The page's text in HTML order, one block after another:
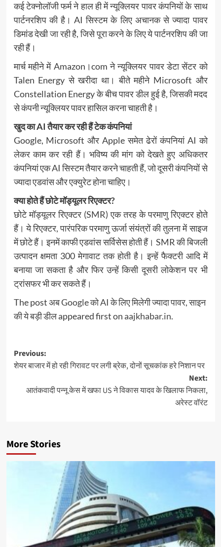
कई टेक्नोलॉजी फर्म ने हाल ही में न्यूक्लियर पावर कंपनियों के साथ
पार्टनरशिप की है। AI सिस्टम के लिए अचानक से ज्यादा पावर
डिमांड देखी जा रही है, जिसे पूरा करने के लिए ये पार्टनरशिप की जा
रही हैं।
मार्च महीने में Amazon।com ने न्यूक्लियर पावर डेटा सेंटर को
Talen Energy से खरीदा था। बीते महीने Microsoft और
Constellation Energy के बीच पावर डील हुई है, जिसकी मदद
से कंपनी न्यूक्लियर पावर हासिल करना चाहती है।
खुद का AI तैयार कर रही हैं टेक कंपनियां
Google, Microsoft और Apple समेत ढेरों कंपनियां AI को
लेकर काम कर रही हैं। भविष्य की मांग को देखते हुए अधिकतर
कंपनियां एक AI सिस्टम तैयार करने चाहती हैं, जो दूसरी कंपनियों से
ज्यादा एडवांस और एक्युरेट होना चाहिए।
क्या होते हैं छोटे मॉड्यूलर रिएक्टर?
छोटे मॉड्यूलर रिएक्टर (SMR) एक तरह के परमाणु रिएक्टर होते
हैं। ये रिएक्टर, पारंपरिक परमाणु ऊर्जा संयंत्रों की तुलना में साइज
में छोटे हैं। इनमें काफी एडवांस सर्विसेस होती हैं। SMR की बिजली
उत्पादन क्षमता 300 मेगावाट तक होती है। इन्हें फैक्टरी आदि में
बनाया जा सकता है और फिर उन्हें किसी दूसरी लोकेशन पर भी
ट्रांसफर भी कर सकते हैं।
The postअब Google को AI के लिए मिलेगी ज्यादा पावर, साइन
की ये बड़ी डीलappeared first on aajkhabar.in.
Post
navigation
Previous:
शेयर बाजार में हो रही गिरावट पर लगी ब्रेक, दोनों सूचकांक हरे निशान पर
Next:
आतंकवादी पन्नू केस में खफा US ने विकास यादव के खिलाफ निकला,
अरेस्ट वॉरंट
More Stories